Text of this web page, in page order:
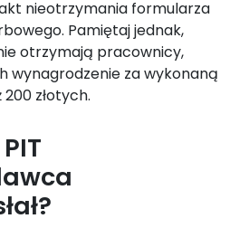
nieotrzymania formularza
Pamiętaj jednak,
otrzymają pracownicy,
wynagrodzenie za wykonaną
złotych.